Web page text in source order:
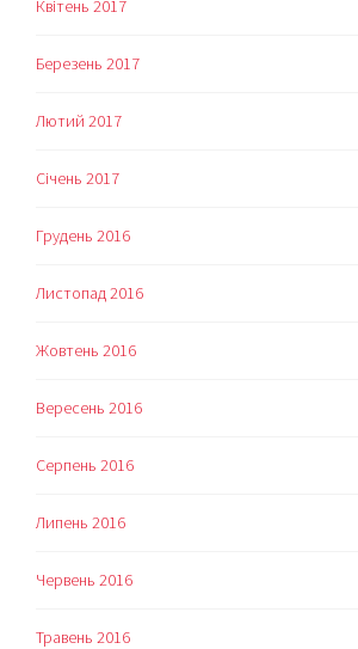
Квітень 2017
Березень 2017
Лютий 2017
Січень 2017
Грудень 2016
Листопад 2016
Жовтень 2016
Вересень 2016
Серпень 2016
Липень 2016
Червень 2016
Травень 2016